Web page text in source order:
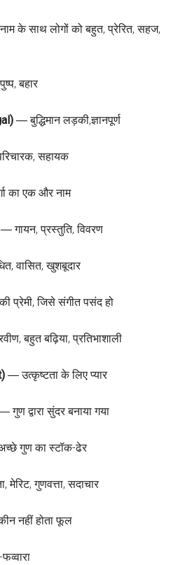
के साथ लोगों को बहुत, प्रेरित, सहज,
बहार
― बुद्धिमान लड़की,ज्ञानपूर्ण
सहायक
का एक और नाम
― गायन, प्रस्तुति, विवरण
वासित, खुशबूदार
प्रेमी, जिसे संगीत पसंद हो
बहुत बढ़िया, प्रतिभाशाली
― उत्कृष्टता के लिए प्यार
गुण द्वारा सुंदर बनाया गया
गुण का स्टॉक-ढेर
गुणवत्ता, सदाचार
नहीं होता फूल